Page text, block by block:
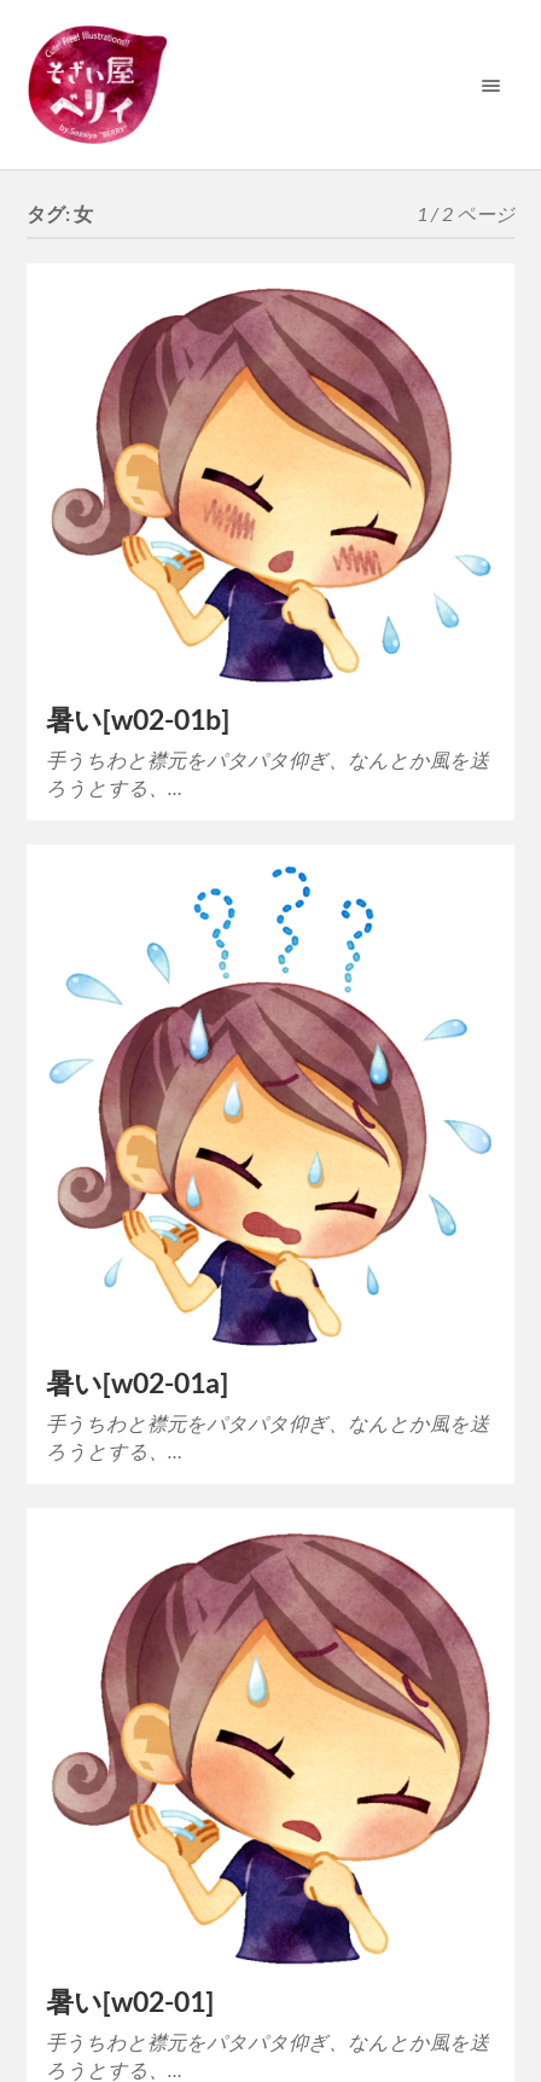
タグ:女 1 / 2 ページ
暑い[w02-01b]
手うちわと襟元をパタパタ仰ぎ、なんとか風を送
ろうとする、…
暑い[w02-01a]
手うちわと襟元をパタパタ仰ぎ、なんとか風を送
ろうとする、…
暑い[w02-01]
手うちわと襟元をパタパタ仰ぎ、なんとか風を送
ろうとする、…